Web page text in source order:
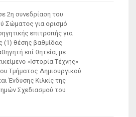
2η συνεδρίαση του
Σώματος για ορισμό
επιτροπής για
(1) θέσης βαθμίδας
επί θητεία, με
«Ιστορία Τέχνης»
Τμήματος Δημιουργικού
Ένδυσης Κιλκίς της
Σχεδιασμού του